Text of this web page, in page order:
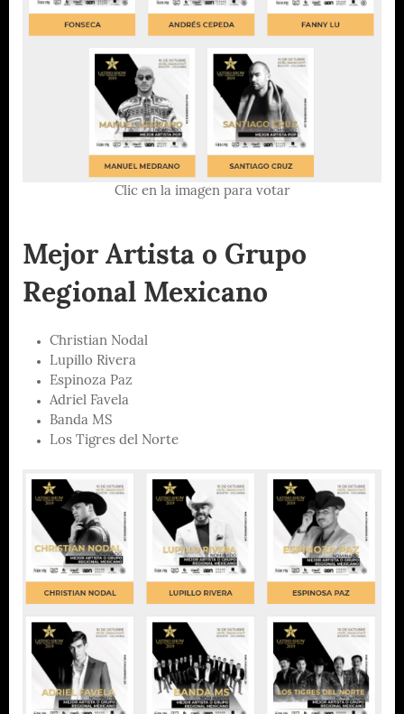
Clic en la imagen para votar
Mejor Artista o Grupo
Regional Mexicano
Christian Nodal
Lupillo Rivera
Espinoza Paz
Adriel Favela
Banda MS
Los Tigres del Norte